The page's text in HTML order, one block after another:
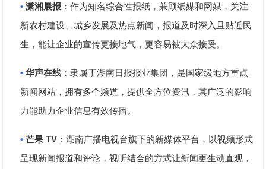
•潇湘晨报 ：作为知名综合性报纸，兼顾纸媒和网媒，关注
新农村建设、城乡发展及热点新闻，报道及时深入且贴近民
生，能让企业的宣传更接地气，更容易被大众接受。
•华声在线 ：隶属于湖南日报报业集团，是国家级地方重点
新闻网站，拥有多个频道，提供全方位资讯，其广泛的影响
力能助力企业信息有效传播。
•芒果 TV ：湖南广播电视台旗下的新媒体平台，以视频形式
呈现新闻报道和评论，视听结合的方式让新闻更生动直观，